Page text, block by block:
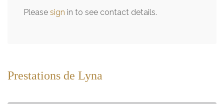
Please sign in to see contact details.
Prestations de Lyna